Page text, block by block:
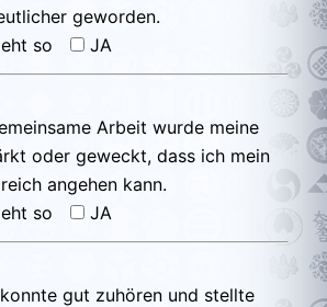
geworden.
so JA
Arbeit wurde meine
oder geweckt, dass ich mein
angehen kann.
so JA
gut zuhören und stellte